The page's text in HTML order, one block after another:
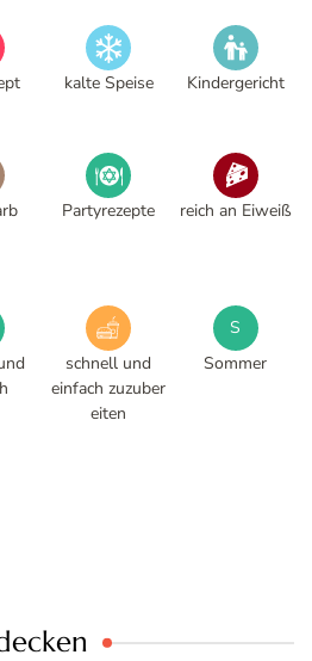
kalte Speise Kindergericht
Partyrezepte reich an Eiweiß
schnell und
einfach zuzuber
eiten
S
Sommer